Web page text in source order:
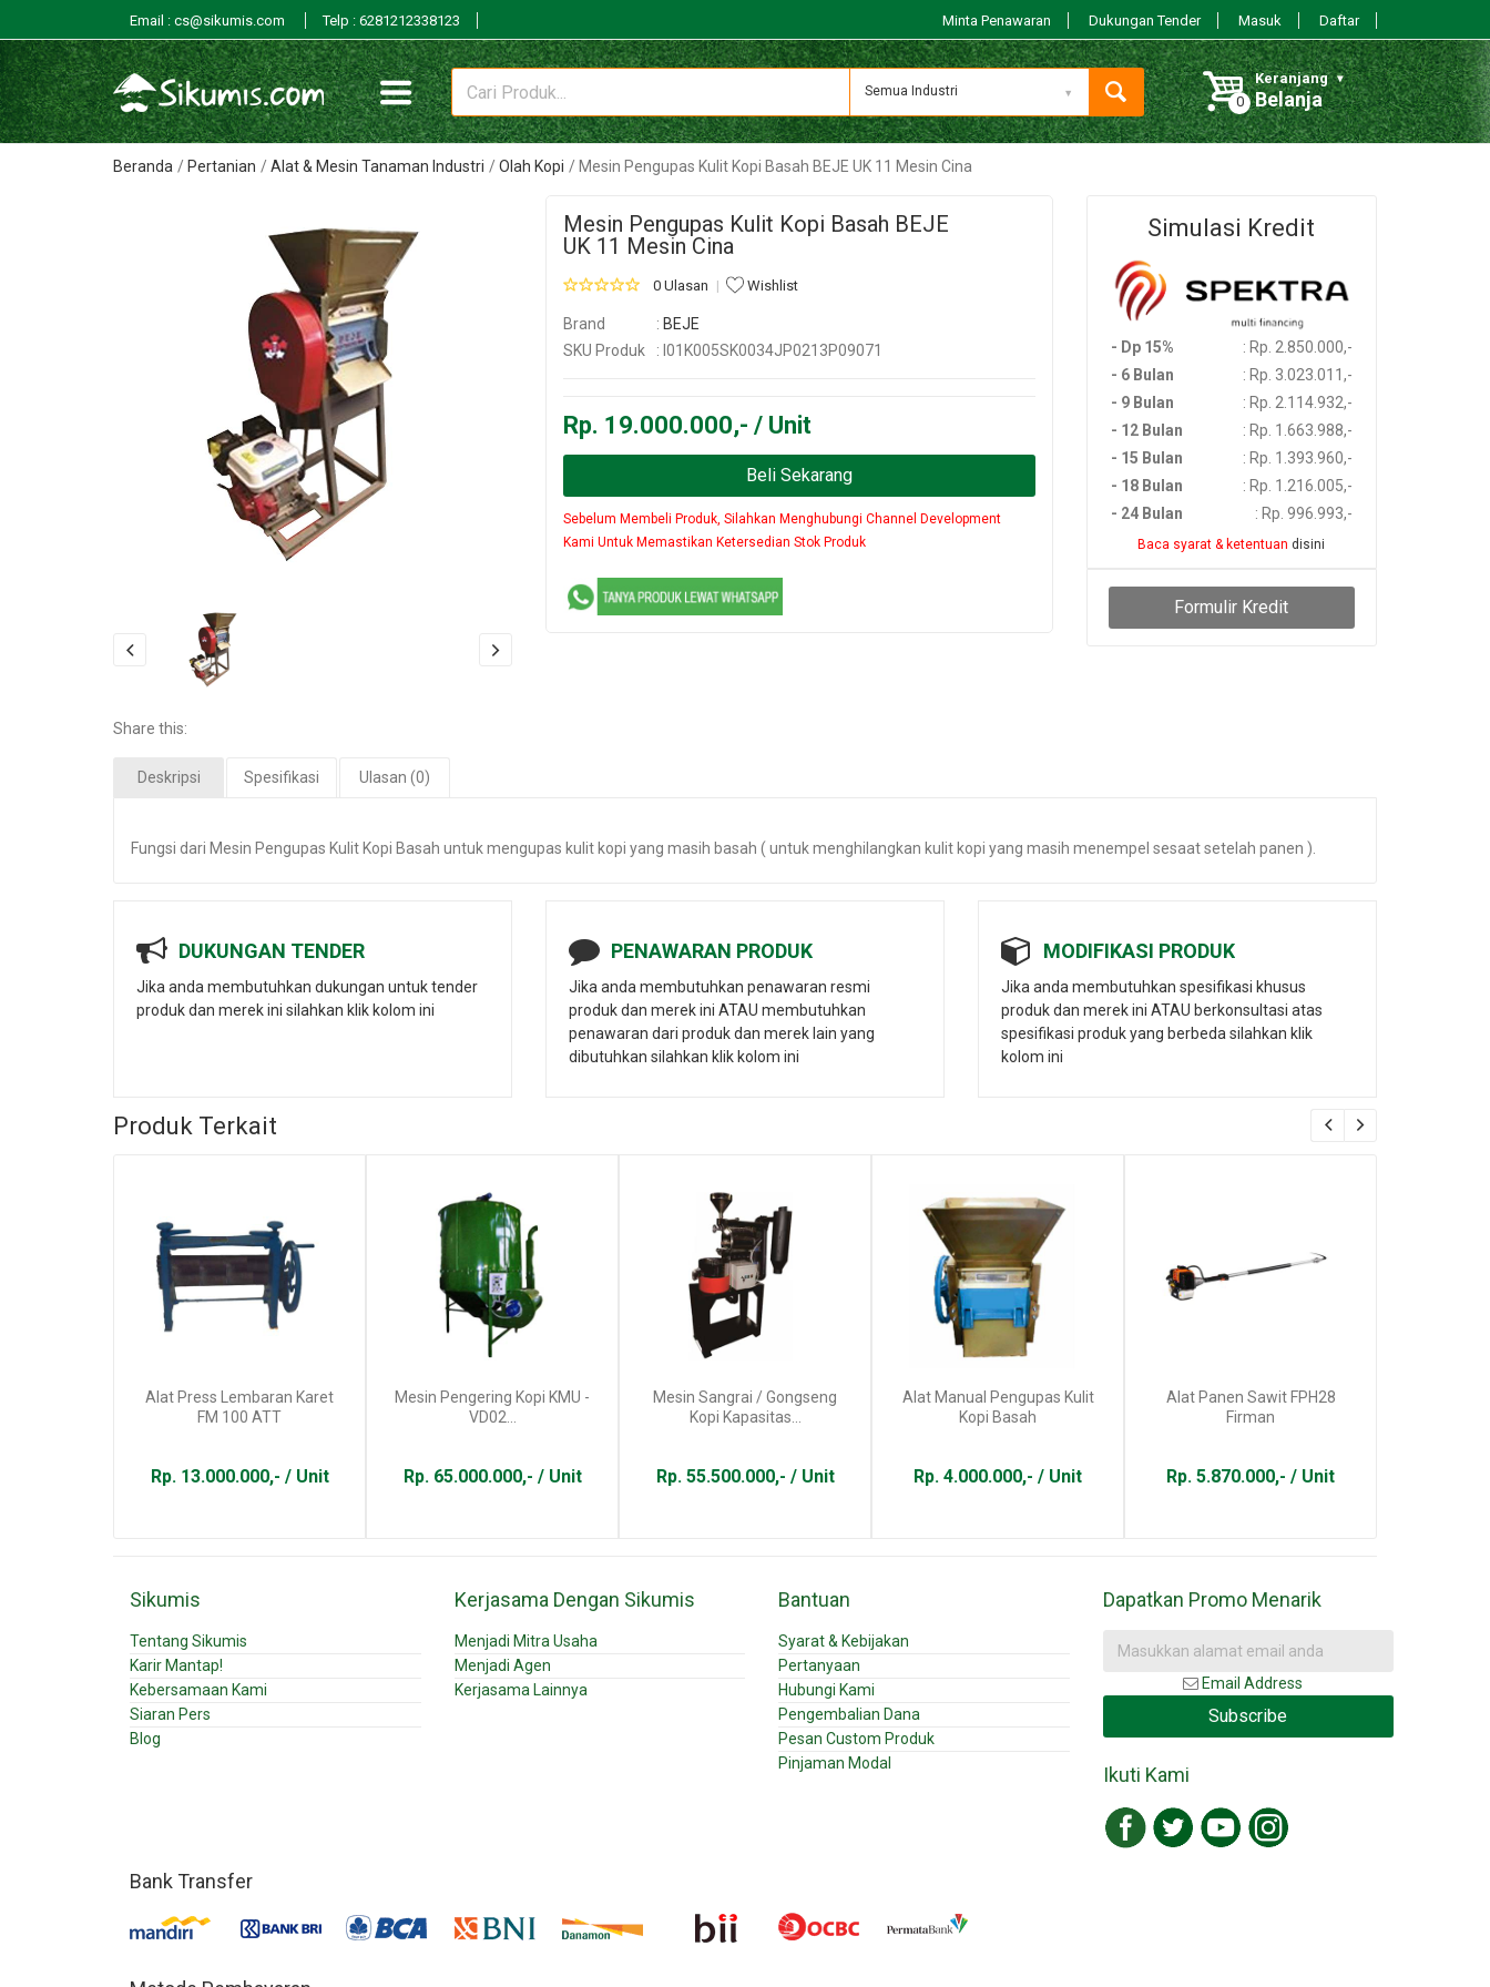
Email : cs@sikumis.com Telp : 6281212338123 Minta Penawaran Dukungan Tender Masuk Daftar
Semua Industri
Keranjang
Belanja
Beranda Pertanian Alat & Mesin Tanaman Industri Olah Kopi Mesin Pengupas Kulit Kopi Basah BEJE UK 11 Mesin Cina
Share this:
Mesin Pengupas Kulit Kopi Basah BEJE
UK 11 Mesin Cina
0 Ulasan Wishlist
Brand : BEJE
SKU Produk
: I01K005SK0034JP0213P09071
Rp. 19.000.000,- / Unit
Beli Sekarang
Sebelum Membeli Produk, Silahkan Menghubungi Channel Development
Kami Untuk Memastikan Ketersedian Stok Produk
Simulasi Kredit
- Dp 15%
: Rp. 2.850.000,-
- 6 Bulan
: Rp. 3.023.011,-
- 9 Bulan
: Rp. 2.114.932,-
- 12 Bulan
: Rp. 1.663.988,-
- 15 Bulan
: Rp. 1.393.960,-
- 18 Bulan
: Rp. 1.216.005,-
- 24 Bulan
: Rp. 996.993,-
Baca syarat & ketentuan disini
Formulir Kredit
Deskripsi Spesifikasi Ulasan (0)
Fungsi dari Mesin Pengupas Kulit Kopi Basah untuk mengupas kulit kopi yang masih basah ( untuk menghilangkan kulit kopi yang masih menempel sesaat setelah panen ).
DUKUNGAN TENDER
Jika anda membutuhkan dukungan untuk tender
produk dan merek ini silahkan klik kolom ini
PENAWARAN PRODUK
Jika anda membutuhkan penawaran resmi
produk dan merek ini ATAU membutuhkan
penawaran dari produk dan merek lain yang
dibutuhkan silahkan klik kolom ini
MODIFIKASI PRODUK
Jika anda membutuhkan spesifikasi khusus
produk dan merek ini ATAU berkonsultasi atas
spesifikasi produk yang berbeda silahkan klik
kolom ini
Produk Terkait
Alat Press Lembaran Karet
FM 100 ATT
Rp. 13.000.000,- / Unit
Mesin Pengering Kopi KMU -
VD02...
Rp. 65.000.000,- / Unit
Mesin Sangrai / Gongseng
Kopi Kapasitas...
Rp. 55.500.000,- / Unit
Alat Manual Pengupas Kulit
Kopi Basah
Rp. 4.000.000,- / Unit
Alat Panen Sawit FPH28
Firman
Rp. 5.870.000,- / Unit
Sikumis
Tentang Sikumis
Karir Mantap!
Kebersamaan Kami
Siaran Pers
Blog
Kerjasama Dengan Sikumis
Menjadi Mitra Usaha
Menjadi Agen
Kerjasama Lainnya
Bantuan
Syarat & Kebijakan
Pertanyaan
Hubungi Kami
Pengembalian Dana
Pesan Custom Produk
Pinjaman Modal
Dapatkan Promo Menarik
Email Address
Subscribe
Ikuti Kami
Bank Transfer